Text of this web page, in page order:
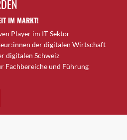
IM MARKT!
Player im IT-Sektor
der digitalen Wirtschaft
digitalen Schweiz
Fachbereiche und Führung